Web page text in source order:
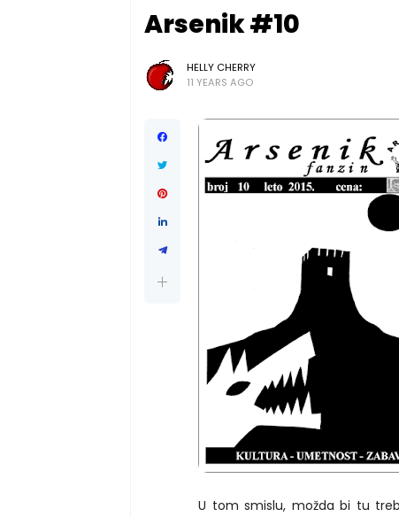
Arsenik #10
HELLY CHERRY
11 YEARS AGO
U tom smislu, možda bi tu